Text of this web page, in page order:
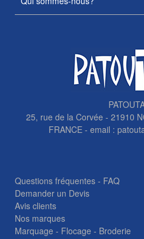
25, rue de la Corvée - 21910
FRANCE - email :
Questions fréquentes - FAQ
Demander un Devis
Avis clients
Nos marques
Marquage - Flocage - Broderie